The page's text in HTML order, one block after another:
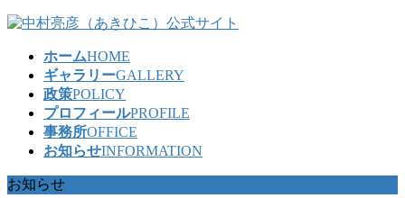
コ
ッ
プ
ナ
移
動
ホームHOME
ギャラリーGALLERY
政策POLICY
プロフィールPROFILE
事務所OFFICE
お知らせINFORMATION
お知らせ